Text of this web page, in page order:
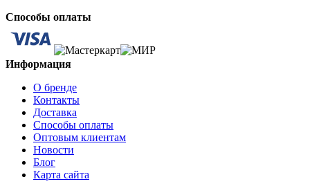
ALVEZ
AMADORA
AMAKUSA
AMBALABE
AMBATOBE
AMBONDRONA
AMBORIALA
AMEZAGA
AMOATSY
AMPITABE
AMSFIELD 1
ANDASIBE
ANJABE
Способы оплаты
Информация
О бренде
Контакты
Доставка
Способы оплаты
Оптовым клиентам
Новости
Блог
Карта сайта